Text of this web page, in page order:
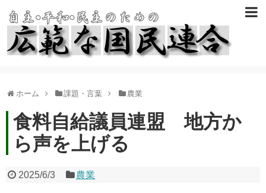
ホーム 課題・言葉 農業
食料自給議員連盟 地方か
ら声を上げる
2025/6/3 農業